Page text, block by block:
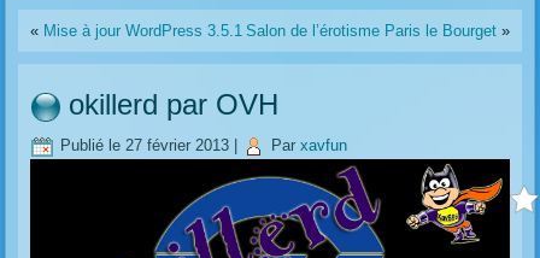
« Mise à jour WordPress 3.5.1 Salon de l’érotisme Paris le Bourget»
okillerd par OVH
Publié le 27 février 2013 Par xavfun